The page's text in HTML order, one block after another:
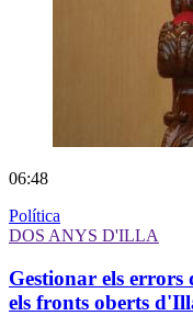
06:48
Política
DOS ANYS D'ILLA
Gestionar els
els fronts oberts